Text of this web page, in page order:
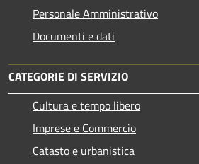
Personale Amministrativo
Documenti e dati
CATEGORIE DI SERVIZIO
Cultura e tempo libero
Imprese e Commercio
Catasto e urbanistica